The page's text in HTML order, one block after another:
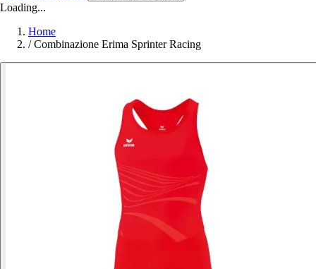
Loading...
Home
/ Combinazione Erima Sprinter Racing